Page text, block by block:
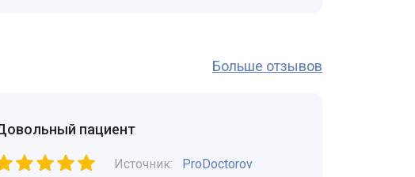
Больше отзывов
пациент
Источник:
ProDoctorov